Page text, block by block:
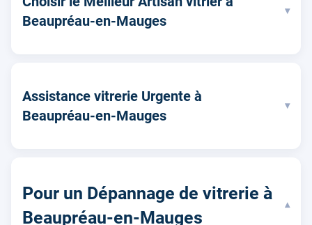
Beaupréau-en-Mauges
▾
Assistance vitrerie Urgente à
Beaupréau-en-Mauges
▾
Pour un Dépannage de vitrerie à
Beaupréau-en-Mauges
▾